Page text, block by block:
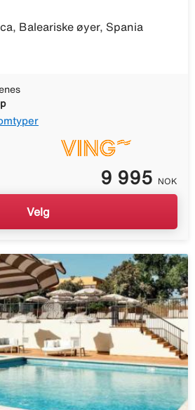
Baleariske øyer, Spania
9 995 NOK
Velg